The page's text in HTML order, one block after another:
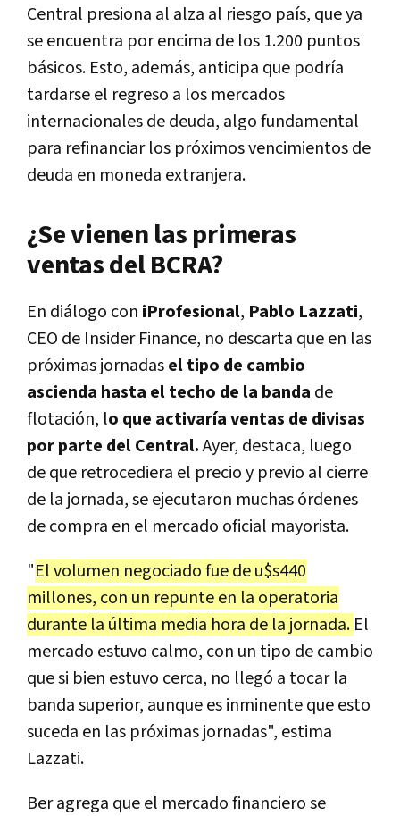
Central presiona al alza al riesgo país, que ya
se encuentra por encima de los 1.200 puntos
básicos. Esto, además, anticipa que podría
tardarse el regreso a los mercados
internacionales de deuda, algo fundamental
para refinanciar los próximos vencimientos de
deuda en moneda extranjera.
¿Se vienen las primeras
ventas del BCRA?
En diálogo con iProfesional, Pablo Lazzati,
CEO de Insider Finance, no descarta que en las
próximas jornadasel tipo de cambio
ascienda hasta el techo de la banda de
flotación, lo que activaría ventas de divisas
por parte del Central.Ayer, destaca, luego
de que retrocediera el precio y previo al cierre
de la jornada, se ejecutaron muchas órdenes
de compra en el mercado oficial mayorista.
"El volumen negociado fue de u$s440
millones, con un repunte en la operatoria
durante la última media hora de la jornada. El
mercado estuvo calmo, con un tipo de cambio
que si bien estuvo cerca, no llegó a tocar la
banda superior, aunque es inminente que esto
suceda en las próximas jornadas", estima
Lazzati.
Ber agrega que el mercado financiero se